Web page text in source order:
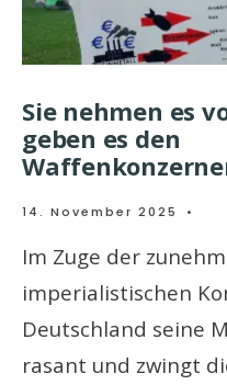
Sie nehmen es
geben es den
14. November 2025 •
Im Zuge der
imperialistischen
Deutschland seine
rasant und zwingt